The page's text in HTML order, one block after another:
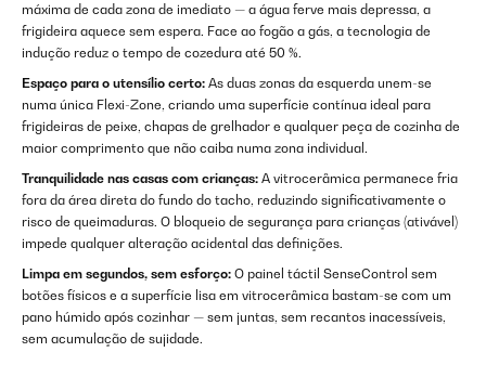
máxima de cada zona de imediato — a água ferve mais depressa, a
frigideira aquece sem espera. Face ao fogão a gás, a tecnologia de
indução reduz o tempo de cozedura até 50 %.
Espaço para o utensílio certo: As duas zonas da esquerda unem-se
numa única Flexi-Zone, criando uma superfície contínua ideal para
frigideiras de peixe, chapas de grelhador e qualquer peça de cozinha de
maior comprimento que não caiba numa zona individual.
Tranquilidade nas casas com crianças: A vitrocerâmica permanece fria
fora da área direta do fundo do tacho, reduzindo significativamente o
risco de queimaduras. O bloqueio de segurança para crianças (ativável)
impede qualquer alteração acidental das definições.
Limpa em segundos, sem esforço: O painel táctil SenseControl sem
botões físicos e a superfície lisa em vitrocerâmica bastam-se com um
pano húmido após cozinhar — sem juntas, sem recantos inacessíveis,
sem acumulação de sujidade.